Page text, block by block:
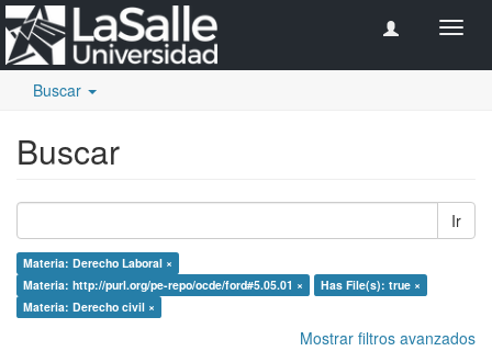
Buscar
Buscar
Ir
Materia: Derecho Laboral ×
Materia: http://purl.org/pe-repo/ocde/ford#5.05.01 ×
Has File(s): true ×
Materia: Derecho civil ×
Mostrar filtros avanzados